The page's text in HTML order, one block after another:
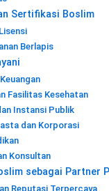
Sertifikasi Boslim
Berlapis
Fasilitas Kesehatan
Instansi Publik
dan Korporasi
Konsultan
sebagai Partner
Reputasi Terpercaya